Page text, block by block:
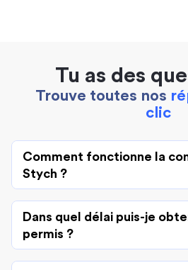
Tu as des
Trouve toutes nos
clic
Comment fonctionne la
Stych ?
Dans quel délai puis-je
permis ?